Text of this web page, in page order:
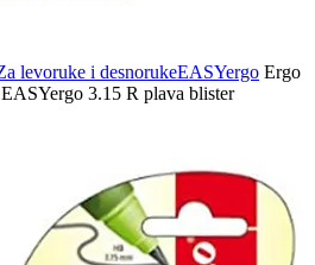
levoruke i desnorukeEASYergo Ergo
3.15 R plava blister